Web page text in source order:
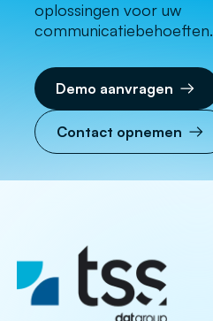
oplossingen voor uw
communicatiebehoeften.
Demo aanvragen
Contact opnemen